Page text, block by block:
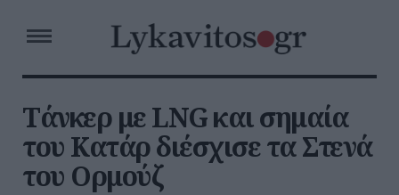
Τάνκερ με LNG και σημαία
του Κατάρ διέσχισε τα Στενά
του Ορμούζ